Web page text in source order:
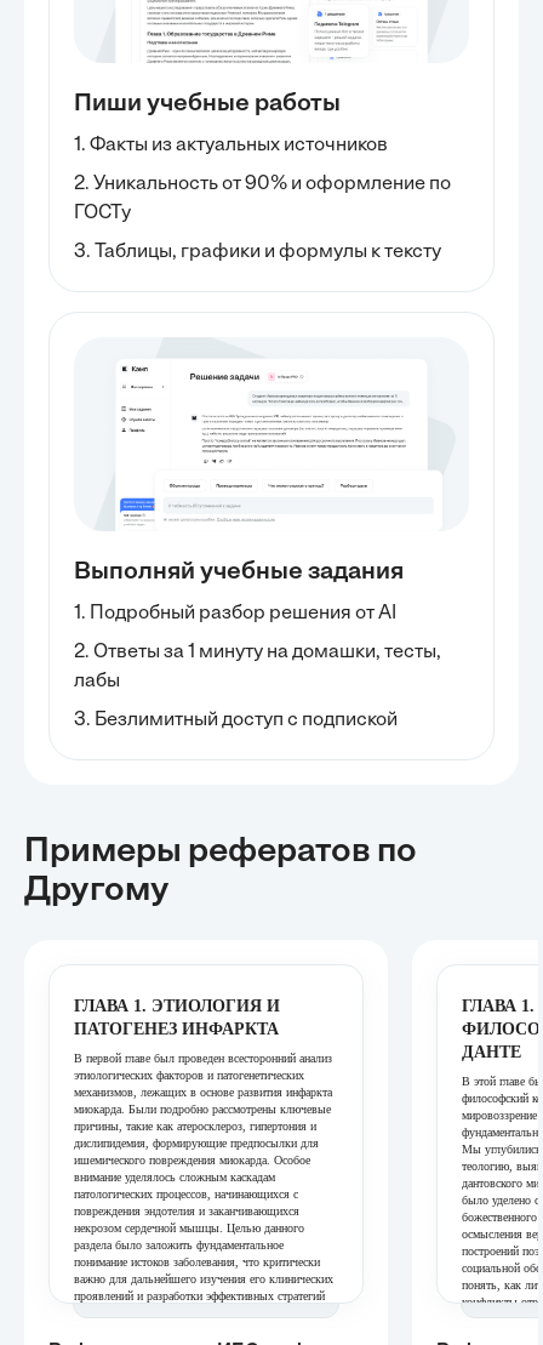
Пиши учебные работы
1. Факты из актуальных источников
2. Уникальность от 90% и оформление по
ГОСТу
3. Таблицы, графики и формулы к тексту
Выполняй учебные задания
1. Подробный разбор решения от AI
2. Ответы за 1 минуту на домашки, тесты,
лабы
3. Безлимитный доступ с подпиской
Примеры рефератов по
Другому
ГЛАВА 1. ЭТИОЛОГИЯ И
ПАТОГЕНЕЗ ИНФАРКТА
В первой главе был проведен всесторонний анализ
этиологических факторов и патогенетических
механизмов, лежащих в основе развития инфаркта
миокарда. Были подробно рассмотрены ключевые
причины, такие как атеросклероз, гипертония и
дислипидемия, формирующие предпосылки для
ишемического повреждения миокарда. Особое
внимание уделялось сложным каскадам
патологических процессов, начинающихся с
повреждения эндотелия и заканчивающихся
некрозом сердечной мышцы. Целью данного
раздела было заложить фундаментальное
понимание истоков заболевания, что критически
важно для дальнейшего изучения его клинических
проявлений и разработки эффективных стратегий
профилактики. Таким образом, глава обеспечила
ГЛАВА
ДАНТЕ
В этой главе
философский
мировоззрение
Мы углубились
теологию,
дантовского
было уделено
божественного
осмысления
построений
социальной
понять, как
конфликты
образом,